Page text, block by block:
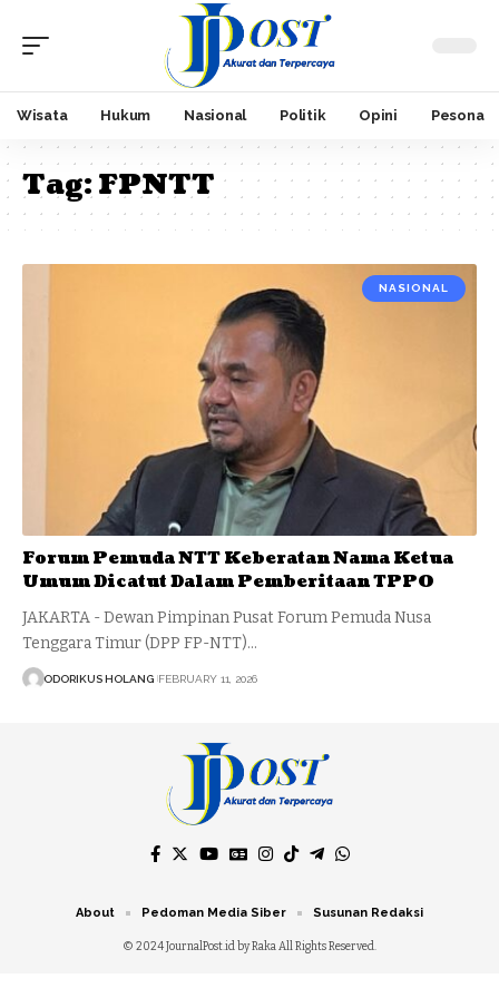
Wisata Hukum Nasional Politik Opini Pesona
Tag:FPNTT
NASIONAL
Forum Pemuda NTT Keberatan Nama Ketua
Umum Dicatut Dalam Pemberitaan TPPO
JAKARTA - Dewan Pimpinan Pusat Forum Pemuda Nusa
Tenggara Timur (DPP FP-NTT)…
ODORIKUS HOLANG FEBRUARY 11, 2026
© 2024 JournalPost.id by Raka All Rights Reserved.
About Pedoman Media Siber Susunan Redaksi